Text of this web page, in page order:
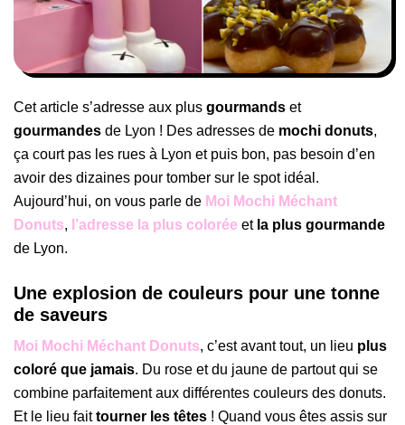
Cet article s’adresse aux plus gourmands et
gourmandes de Lyon ! Des adresses de mochi donuts,
ça court pas les rues à Lyon et puis bon, pas besoin d’en
avoir des dizaines pour tomber sur le spot idéal.
Aujourd’hui, on vous parle de Moi Mochi Méchant
Donuts, l’adresse la plus colorée et la plus gourmande
de Lyon.
Une explosion de couleurs pour une tonne
de saveurs
Moi Mochi Méchant Donuts, c’est avant tout, un lieu plus
coloré que jamais. Du rose et du jaune de partout qui se
combine parfaitement aux différentes couleurs des donuts.
Et le lieu faittourner les têtes ! Quand vous êtes assis sur